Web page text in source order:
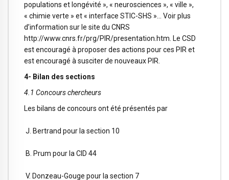
populations et longévité », « neurosciences », « ville »,
« chimie verte » et « interface STIC-SHS »… Voir plus
d’information sur le site du CNRS
http://www.cnrs.fr/prg/PIR/presentation.htm. Le CSD
est encouragé à proposer des actions pour ces PIR et
est encouragé à susciter de nouveaux PIR.
4- Bilan des sections
4.1 Concours chercheurs
Les bilans de concours ont été présentés par
J. Bertrand pour la section 10
B. Prum pour la CID 44
V. Donzeau-Gouge pour la section 7